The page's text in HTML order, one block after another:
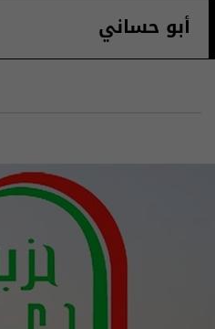
أبو حساني